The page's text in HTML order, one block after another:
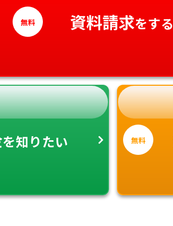
無料 資料請求をする
を知りたい 無料